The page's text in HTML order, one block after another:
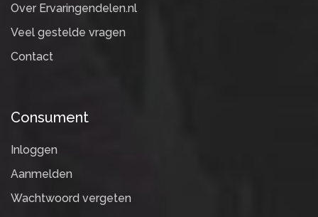
Over Ervaringendelen.nl
Veel gestelde vragen
Contact
Consument
Inloggen
Aanmelden
Wachtwoord vergeten